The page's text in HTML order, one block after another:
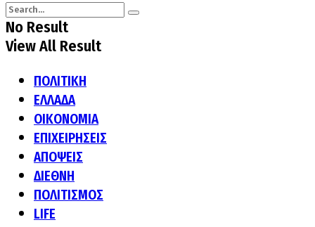
No Result
View All Result
ΠΟΛΙΤΙΚΗ
ΕΛΛΑΔΑ
ΟΙΚΟΝΟΜΙΑ
ΕΠΙΧΕΙΡΗΣΕΙΣ
ΑΠΟΨΕΙΣ
ΔΙΕΘΝΗ
ΠΟΛΙΤΙΣΜΟΣ
LIFE